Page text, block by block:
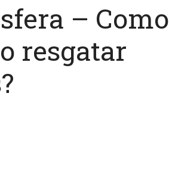
– Como
resgatar